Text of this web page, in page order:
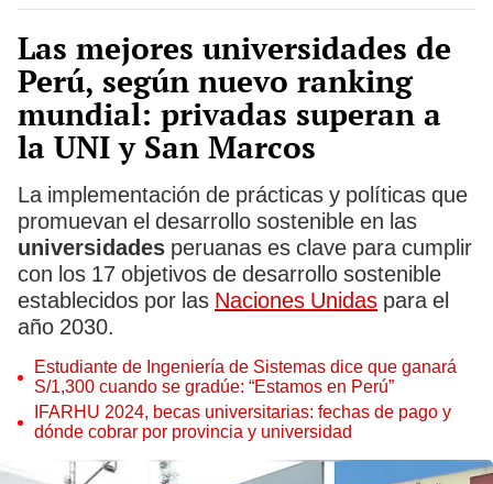
Las mejores universidades de
Perú, según nuevo ranking
mundial: privadas superan a
la UNI y San Marcos
La implementación de prácticas y políticas que
promuevan el desarrollo sostenible en las
universidades peruanas es clave para cumplir
con los 17 objetivos de desarrollo sostenible
establecidos por las Naciones Unidas para el
año 2030.
Estudiante de Ingeniería de Sistemas dice que ganará
S/1,300 cuando se gradúe: “Estamos en Perú”
IFARHU 2024, becas universitarias: fechas de pago y
dónde cobrar por provincia y universidad